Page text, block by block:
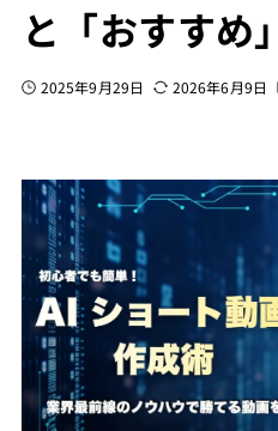
と「おすすめ
2025年9月29日 2026年6月9日